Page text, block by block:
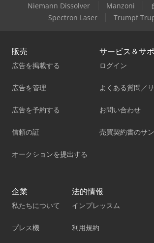
Niemann Dissolver
Manzoni
Spectron Laser
Trumpf
販売
広告を掲載する
広告を管理
広告を予約する
信頼の証
オークションを提出する
サービス＆サ
ログイン
よくある質問／
お問い合わせ
売買契約書のサ
企業
私たちについて
プレス機
法的情報
インプレッスム
利用規約